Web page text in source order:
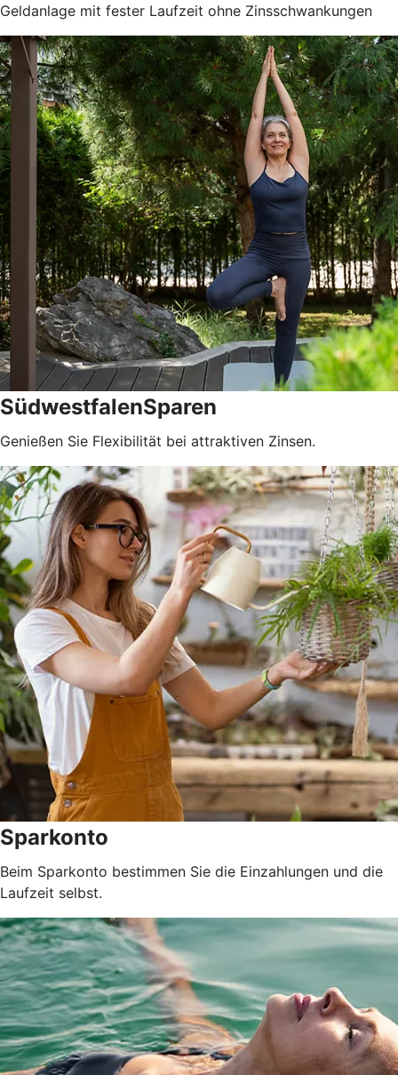
Geldanlage mit fester Laufzeit ohne Zinsschwankungen
SüdwestfalenSparen
Genießen Sie Flexibilität bei attraktiven Zinsen.
Sparkonto
Beim Sparkonto bestimmen Sie die Einzahlungen und die
Laufzeit selbst.